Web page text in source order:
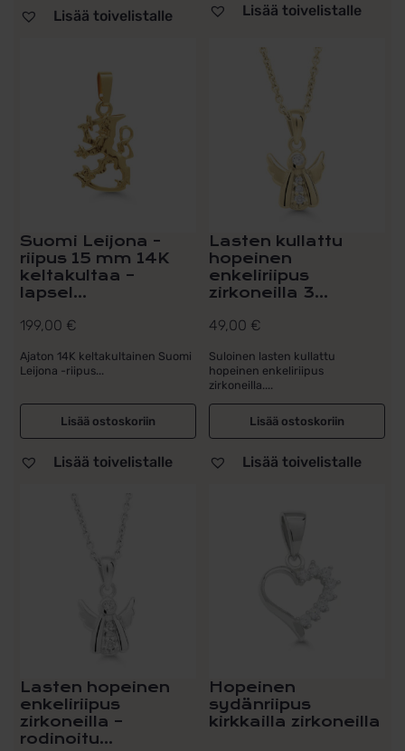
Lisää toivelistalle Lisää toivelistalle
Suomi Leijona -
riipus 15 mm 14K
keltakultaa –
lapsel...
199,00 €
Ajaton 14K keltakultainen Suomi
Leijona -riipus...
Lisää ostoskoriin
Lisää toivelistalle
Lasten kullattu
hopeinen
enkeliriipus
zirkoneilla 3...
49,00 €
Suloinen lasten kullattu
hopeinen enkeliriipus
zirkoneilla....
Lisää ostoskoriin
Lisää toivelistalle
Lasten hopeinen
enkeliriipus
zirkoneilla –
rodinoitu...
Hopeinen
sydänriipus
kirkkailla zirkoneilla